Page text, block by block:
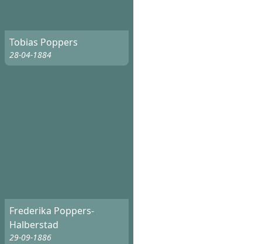
Tobias Poppers
28-04-1884
Frederika Poppers-
Halberstad
29-09-1886